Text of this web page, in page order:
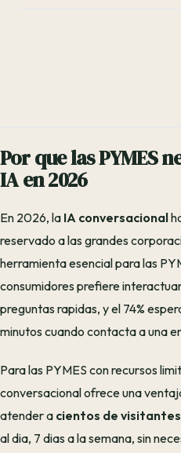
Por que las PYMES
IA en 2026
En 2026, la IA conversacional
reservado a las grandes
herramienta esencial para las
consumidores prefiere
preguntas rapidas, y el 74%
minutos cuando contacta a una
Para las PYMES con recursos
conversacional ofrece una
atender a cientos de
al dia, 7 dias a la semana, sin